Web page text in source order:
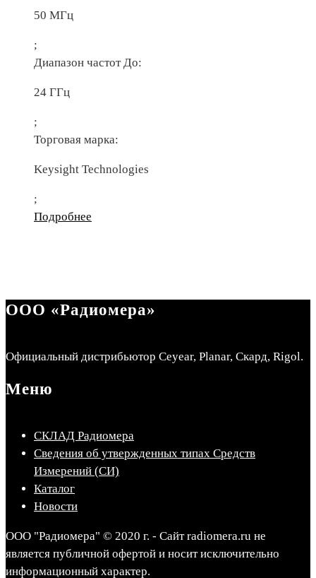
50 МГц
;
Диапазон частот До:
24 ГГц
;
Торговая марка:
Keysight Technologies
;
Подробнее
ООО «Радиомера»
Официальный дистрибьютор Ceyear, Planar, Скард, Rigol.
Меню
СКЛАД Радиомера
Сведения об утвержденных типах Средств
Измерений (СИ)
Каталог
Новости
ООО "Радиомера" © 2020 г. - Сайт radiomera.ru не
является публичной офертой и носит исключительно
информационный характер.